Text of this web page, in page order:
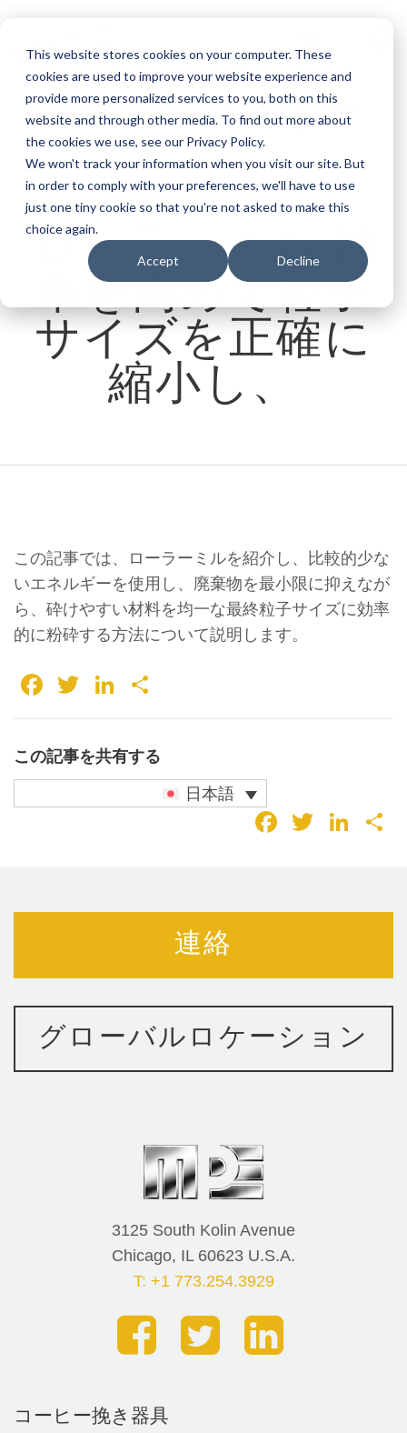
This website stores cookies on your computer. These
cookies are used to improve your website experience and
provide more personalized services to you, both on this
website and through other media. To find out more about
the cookies we use, see our Privacy Policy.
We won't track your information when you visit our site. But
in order to comply with your preferences, we'll have to use
just one tiny cookie so that you're not asked to make this
choice again.
Accept Decline
見積もり依頼
サービスをご依頼く
ローラーミル:効
率を高めて粒子
サイズを正確に
縮小し、
この記事では、ローラーミルを紹介し、比較的少な
いエネルギーを使用し、廃棄物を最小限に抑えなが
ら、砕けやすい材料を均一な最終粒子サイズに効率
的に粉砕する方法について説明します。
Facebook
TwitterLinkedIn
有
この記事を共有する
日本語
Twitter
連絡
グローバルロケーション
3125 South Kolin Avenue
Chicago, IL 60623 U.S.A.
T: +1 773.254.3929
コーヒー挽き器具